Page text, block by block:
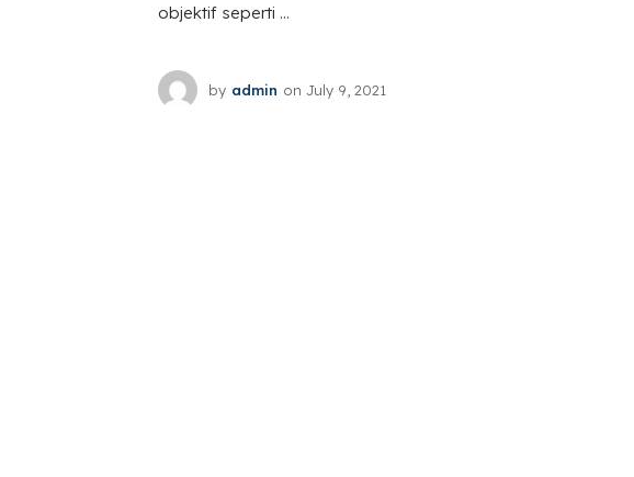
objektif seperti ...
by admin on July 9, 2021